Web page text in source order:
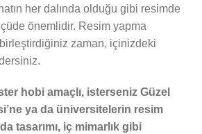
her dalında olduğu gibi resimde
önemlidir. Resim yapma
zaman, içinizdeki
hobi amaçlı, isterseniz Güzel
ya da üniversitelerin resim
tasarımı, iç mimarlık gibi